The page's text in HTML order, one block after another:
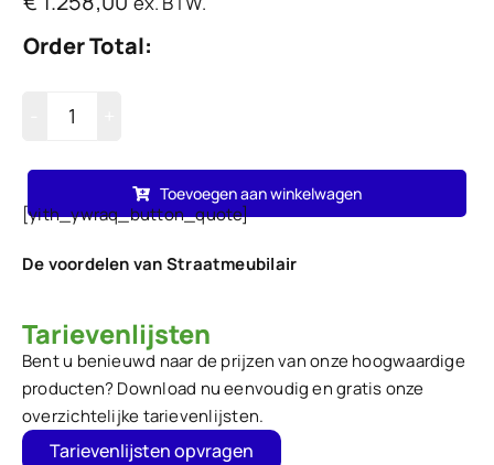
Order Total:
Duurzame
kunststof
tuintafel
''type''
Cross
-
180
cm
hoeveelheid
Toevoegen aan winkelwagen
[yith_ywraq_button_quote]
De voordelen van Straatmeubilair
Tarievenlijsten
Bent u benieuwd naar de prijzen van onze hoogwaardige
producten? Download nu eenvoudig en gratis onze
overzichtelijke tarievenlijsten.
Tarievenlijsten opvragen